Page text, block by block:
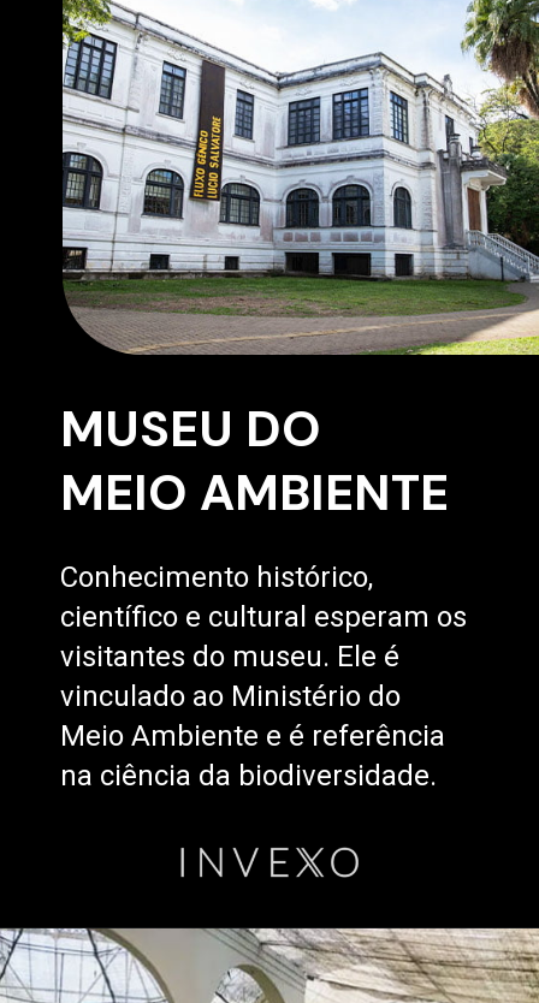
MUSEU DO
MEIO AMBIENTE
Conhecimento histórico,
científico e cultural esperam os
visitantes do museu. Ele é
vinculado ao Ministério do
Meio Ambiente e é referência
na ciência da biodiversidade.